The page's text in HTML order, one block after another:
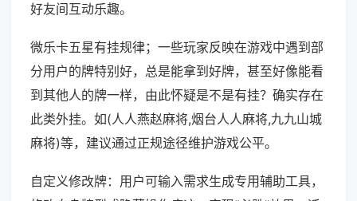
好友间互动乐趣。
微乐卡五星有挂规律；一些玩家反映在游戏中遇到部
分用户的牌特别好，总是能拿到好牌，甚至好像能看
到其他人的牌一样，由此怀疑是不是有挂？确实存在
此类外挂。如(人人燕赵麻将,烟台人人麻将,九九山城
麻将)等，建议通过正规途径维护游戏公平。
自定义修改牌：用户可输入需求生成专用辅助工具，